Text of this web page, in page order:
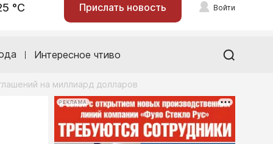
°С Прислать новость Войти
Интересное чтиво
на миллиард долларов
РЕКЛАМА